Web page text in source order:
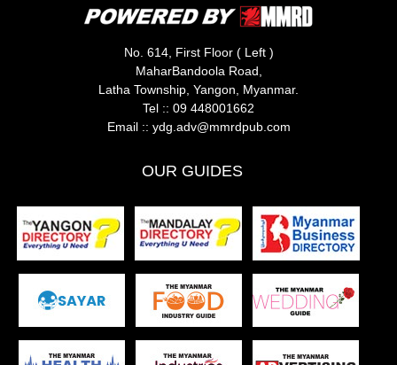
No. 614, First Floor ( Left )
MaharBandoola Road,
Latha Township, Yangon, Myanmar.
Tel :: 09 448001662
Email :: ydg.adv@mmrdpub.com
OUR GUIDES